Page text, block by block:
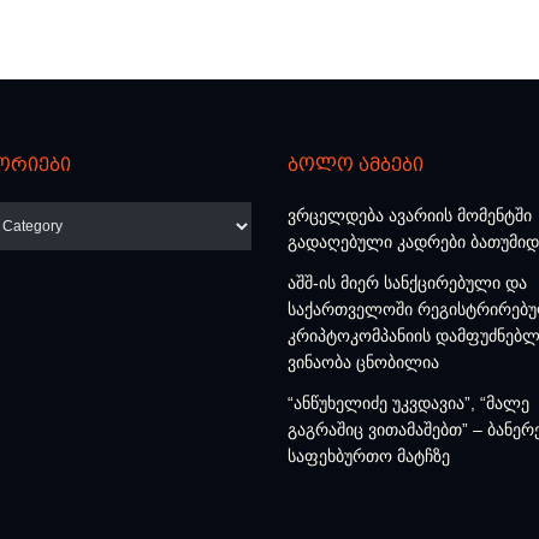
ბოლო ამბები
ვრცელდება ავარიის მომენტში
გადაღებული კადრები
აშშ-ის მიერ სანქცირებული და
საქართველოში
კრიპტოკომპანიის
ვინაობა ცნობილია
“ანწუხელიძე უკვდავია”, “მალე
გაგრაშიც ვითამაშებთ” –
საფეხბურთო მატჩზე